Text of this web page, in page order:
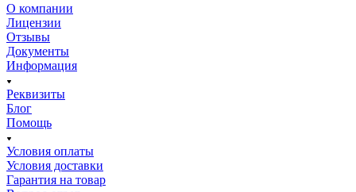
О компании
Лицензии
Отзывы
Документы
Информация
Реквизиты
Блог
Помощь
Условия оплаты
Условия доставки
Гарантия на товар